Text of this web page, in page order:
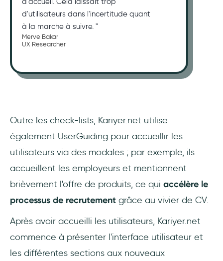
d'utilisateurs dans l'incertitude quant
à la marche à suivre. "
Merve Bakar
UX Researcher
Outre les check-lists, Kariyer.net utilise
également UserGuiding pour accueillir les
utilisateurs via des modales ; par exemple, ils
accueillent les employeurs et mentionnent
brièvement l'offre de produits, ce qui accélère le
processus de recrutement grâce au vivier de CV.
Après avoir accueilli les utilisateurs, Kariyer.net
commence à présenter l'interface utilisateur et
les différentes sections aux nouveaux